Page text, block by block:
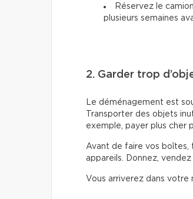
Réservez le
plusieurs semaines
2. Garder trop
Le déménagement est
Transporter des objets
exemple, payer plus cher
Avant de faire vos boîtes,
appareils. Donnez,
Vous arriverez dans votre